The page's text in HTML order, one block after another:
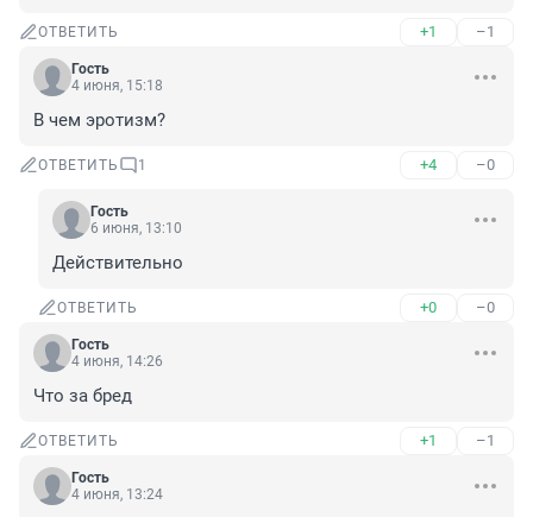
ОТВЕТИТЬ +1 –1
Гость
4 июня, 15:18
В чем эротизм?
ОТВЕТИТЬ 1 +4 –0
Гость
6 июня, 13:10
Действительно
ОТВЕТИТЬ +0 –0
Гость
4 июня, 14:26
Что за бред
ОТВЕТИТЬ +1 –1
Гость
4 июня, 13:24